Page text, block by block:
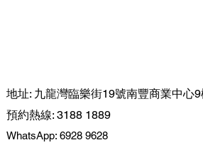
地址: 九龍灣臨樂街19號南豐商業中心
預約熱線: 3188 1889
WhatsApp: 6928 9628